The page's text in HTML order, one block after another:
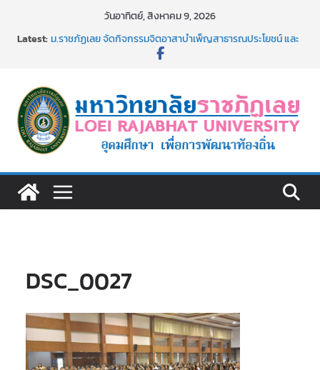
วันอาทิตย์, สิงหาคม 9, 2026
Latest:ม.ราชภัฏเลย จัดกิจกรรมจิตอาสาบำเพ็ญสาธารณประโยชน์ และ
เงินรายได้
ม.ราชภัฏเลย จัดมหกรรมวิชาการ เปิดบ้าน LRU ครั้งที่ 4 เปิดให้
นักเรียนมัธยมปลายค้นหาสาขาวิชาในฝัน สู่อนาคตที่ใช่
อธิการบดี มรภ.เลย ร่วมประชุมชี้แจงกับคณะอนุกรรมาธิการ
ประจำปีงบประมาณ พ.ศ. 2570
๑,๙๗๒ ชุด โดยวิธีเฉพาะเจาะจง
DSC_0027